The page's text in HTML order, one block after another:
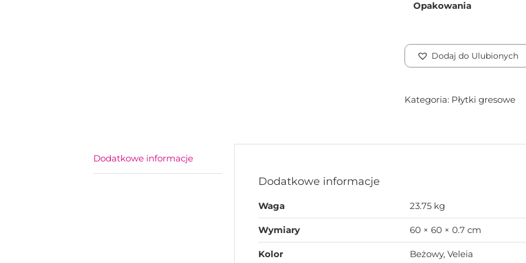
Opakowania
Dodaj do Ulubionych
Kategoria: Płytki gresowe
Dodatkowe informacje
Dodatkowe informacje
Waga 23.75 kg
Wymiary 60 × 60 × 0.7 cm
Kolor Beżowy, Veleia